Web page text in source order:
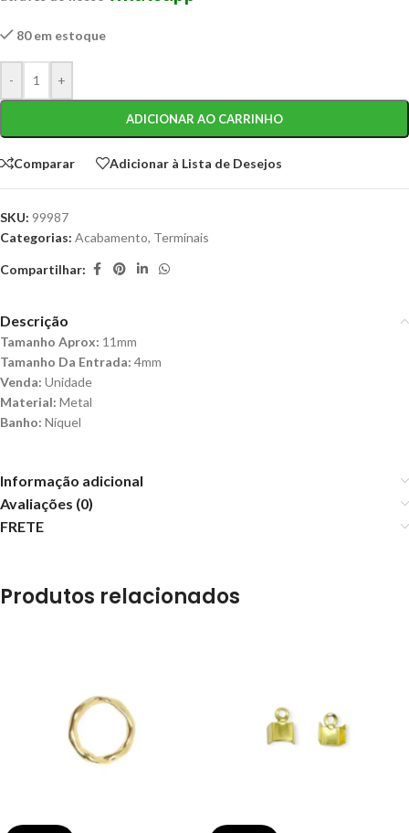
80 em estoque
- +
ADICIONAR AO CARRINHO
Comparar Adicionar à Lista de Desejos
SKU: 99987
Categorias: Acabamento, Terminais
Compartilhar:
Descrição
Tamanho Aprox: 11mm
Tamanho Da Entrada: 4mm
Venda: Unidade
Material: Metal
Banho: Níquel
Informação adicional
Avaliações (0)
FRETE
Produtos relacionados